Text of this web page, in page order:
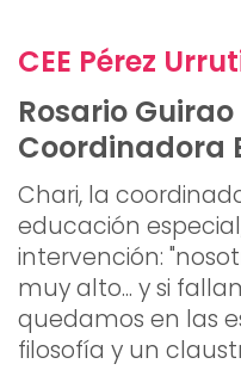
CEE Pérez
Rosario Guirao
Coordinadora
Chari, la
educación
intervención:
muy alto... y si
quedamos en las
filosofía y un